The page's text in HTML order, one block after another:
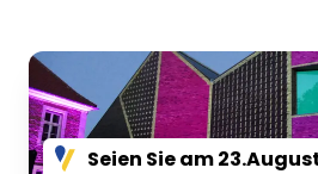
Seien Sie am